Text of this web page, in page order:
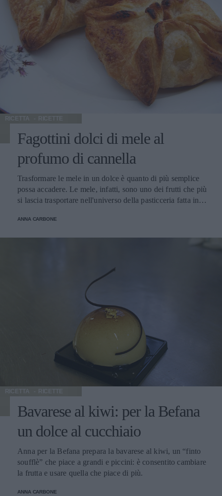
RICETTA
Fagottini dolci di mele al
profumo di cannella
Trasformare le mele in un dolce è quanto di più semplice
possa accadere. Le mele, infatti, sono uno dei frutti che più
si lascia trasportare nell'universo della pasticceria fatta in
con ingredienti genuini e aromi dal profumo incantevole,
ANNA CARBONE
RICETTA
Bavarese al kiwi: per la Befana
un dolce al cucchiaio
Anna per la Befana prepara la bavarese al kiwi, un “finto
soufflè” che piace a grandi e piccini: è consentito cambiare
la frutta e usare quella che piace di più.
ANNA CARBONE